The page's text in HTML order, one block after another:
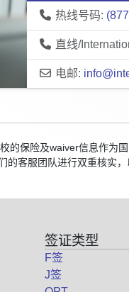
热线号码:
直线/
电邮:
的保险及waiver信息作为
的客服团队进行双重核实
签证类型
F签
J签